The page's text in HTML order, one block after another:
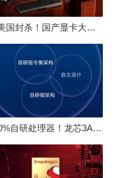
被美国封杀！国产显卡大厂：中国GPU不存在至暗时刻
100%自研处理器！龙芯3A6000评测：与10代酷睿互有胜负